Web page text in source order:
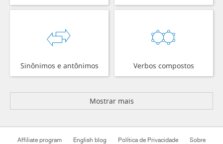
Sinônimos e antônimos Verbos compostos
Mostrar mais
Affiliate program English blog Política de Privacidade Sobre